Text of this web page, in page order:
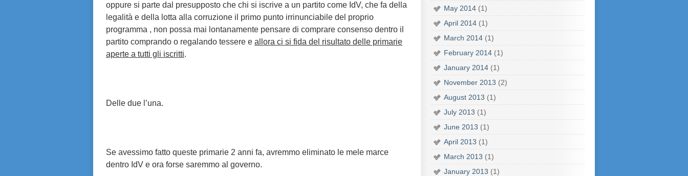
oppure si parte dal presupposto che chi si iscrive a un partito come IdV, che fa della
legalità e della lotta alla corruzione il primo punto irrinunciabile del proprio
programma , non possa mai lontanamente pensare di comprare consenso dentro il
partito comprando o regalando tessere e allora ci si fida del risultato delle primarie
aperte a tutti gli iscritti.
Delle due l’una.
Se avessimo fatto queste primarie 2 anni fa, avremmo eliminato le mele marce
dentro IdV e ora forse saremmo al governo.
May 2014 (1)
April 2014 (1)
March 2014 (1)
February 2014 (1)
January 2014 (1)
November 2013 (2)
August 2013 (1)
July 2013 (1)
June 2013 (1)
April 2013 (1)
March 2013 (1)
January 2013 (1)